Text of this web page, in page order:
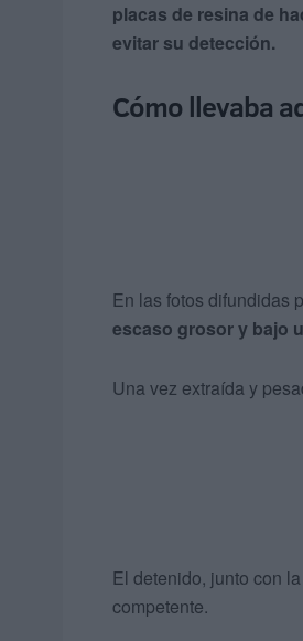
placas de resina de
evitar su detección.
Cómo llevaba
En las fotos difundidas
escaso grosor y bajo
Una vez extraída y
El detenido, junto con
competente.